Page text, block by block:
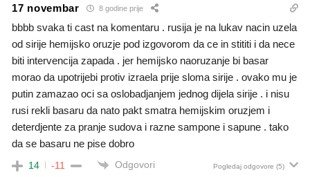
17 novembar 8 godine prije
bbbb svaka ti cast na komentaru . rusija je na lukav nacin uzela
od sirije hemijsko oruzje pod izgovorom da ce in stititi i da nece
biti intervencija zapada . jer hemijsko naoruzanje bi basar
morao da upotrijebi protiv izraela prije sloma sirije . ovako mu je
putin zamazao oci sa oslobadjanjem jednog dijela sirije . i nisu
rusi rekli basaru da nato pakt smatra hemijskim oruzjem i
deterdjente za pranje sudova i razne sampone i sapune . tako
da se basaru ne pise dobro
14 -11 Odgovori Pogledaj odgovore (5)